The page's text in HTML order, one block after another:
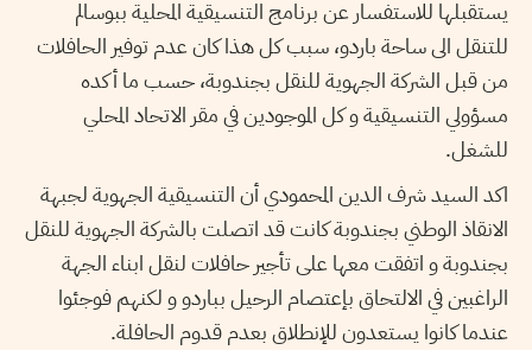
يستقبلها للاستفسار عن برنامج التنسيقية المحلية ببوسالم
للتنقل الى ساحة باردو، سبب كل هذا كان عدم توفير الحافلات
من قبل الشركة الجهوية للنقل بجندوبة، حسب ما أكده
مسؤولي التنسيقية و كل الموجودين في مقر الاتحاد المحلي
للشغل.
اكد السيد شرف الدين المحمودي أن التنسيقية الجهوية لجبهة
الانقاذ الوطني بجندوبة كانت قد اتصلت بالشركة الجهوية للنقل
بجندوبة و اتفقت معها على تأجير حافلات لنقل ابناء الجهة
الراغبين في الالتحاق بإعتصام الرحيل بباردو و لكنهم فوجئوا
عندما كانوا يستعدون للإنطلاق بعدم قدوم الحافلة.